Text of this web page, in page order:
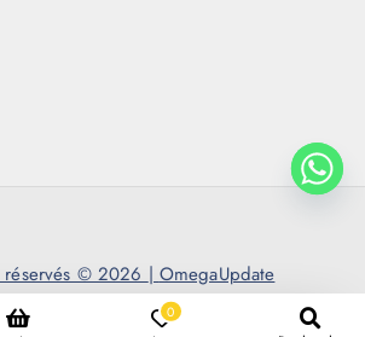
réservés © 2026 | OmegaUpdate
0